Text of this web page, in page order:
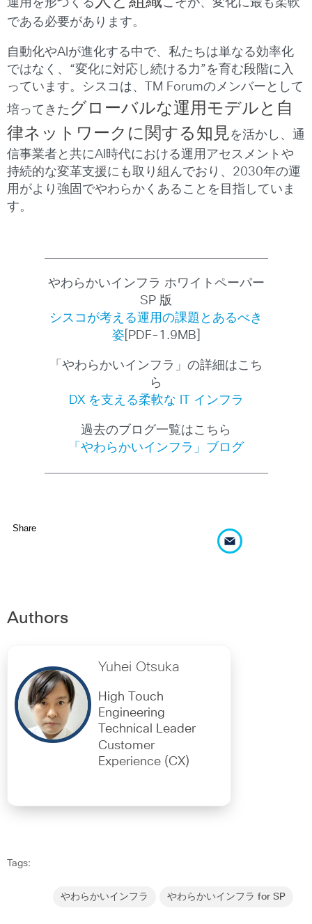
運用を形づくる
こそが、変化に最も柔軟
である必要があります。
自動化やAIが進化する中で、私たちは単なる効率化
ではなく、“変化に対応し続ける力”を育む段階に入
っています。シスコは、TM Forumのメンバーとして
培ってきた グローバルな運用モデルと自
律ネットワークに関する知見を活かし、通
信事業者と共にAI時代における運用アセスメントや
持続的な変革支援にも取り組んでおり、2030年の運
用がより強固でやわらかくあることを目指していま
す。
やわらかいインフラ ホワイトペーパー
SP 版
シスコが考える運用の課題とあるべき
姿 [PDF-1.9MB]
「やわらかいインフラ」の詳細はこち
ら
DX を支える柔軟な IT インフラ
過去のブログ一覧はこちら
「やわらかいインフラ」ブログ
Share
Authors
Yuhei Otsuka
High Touch
Engineering
Technical Leader
Customer
Experience (CX)
Tags:
やわらかいインフラ やわらかいインフラ for SP